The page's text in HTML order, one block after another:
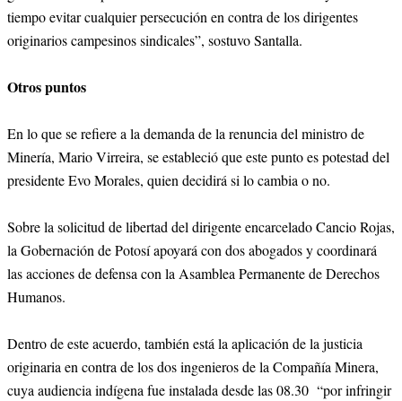
tiempo evitar cualquier persecución en contra de los dirigentes
originarios campesinos sindicales”, sostuvo Santalla.
Otros puntos
En lo que se refiere a la demanda de la renuncia del ministro de
Minería, Mario Virreira, se estableció que este punto es potestad del
presidente Evo Morales, quien decidirá si lo cambia o no.
Sobre la solicitud de libertad del dirigente encarcelado Cancio Rojas,
la Gobernación de Potosí apoyará con dos abogados y coordinará
las acciones de defensa con la Asamblea Permanente de Derechos
Humanos.
Dentro de este acuerdo, también está la aplicación de la justicia
originaria en contra de los dos ingenieros de la Compañía Minera,
cuya audiencia indígena fue instalada desde las 08.30 “por infringir